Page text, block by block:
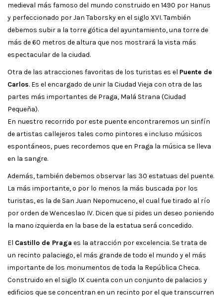
medieval más famoso del mundo construido en 1490 por Hanus
y perfeccionado por Jan Taborsky en el siglo XVI. También
debemos subir a la torre gótica del ayuntamiento, una torre de
más de 60 metros de altura que nos mostrará la vista más
espectacular de la ciudad.
Otra de las atracciones favoritas de los turistas es el Puente de
Carlos. Es el encargado de unir la Ciudad Vieja con otra de las
partes más importantes de Praga, Malá Strana (Ciudad
Pequeña).
En nuestro recorrido por este puente encontraremos un sinfín
de artistas callejeros tales como pintores e incluso músicos
espontáneos, pues recordemos que en Praga la música se lleva
en la sangre.
Además, también debemos observar las 30 estatuas del puente.
La más importante, o por lo menos la más buscada por los
turistas, es la de San Juan Nepomuceno, el cual fue tirado al río
por orden de Wenceslao IV. Dicen que si pides un deseo poniendo
la mano izquierda en la base de la estatua será concedido.
El Castillo de Praga es la atracción por excelencia. Se trata de
un recinto palaciego, el más grande de todo el mundo y el más
importante de los monumentos de toda la República Checa.
Construido en el siglo IX cuenta con un conjunto de palacios y
edificios que se concentran en un recinto por el que transcurren